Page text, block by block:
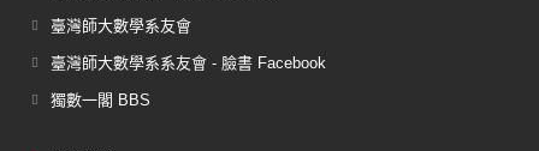
臺灣師大數學系友會
臺灣師大數學系系友會 - 臉書 Facebook
獨數一閣 BBS